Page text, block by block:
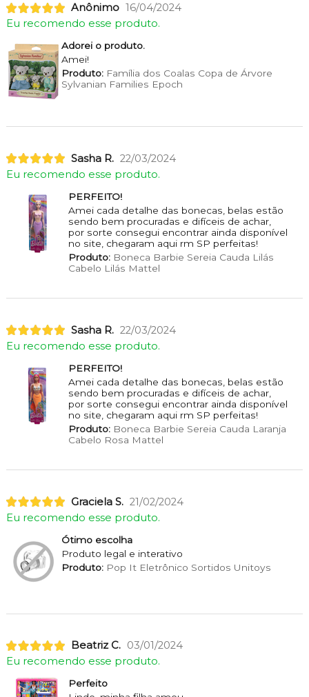
Anônimo 16/04/2024
Eu recomendo esse produto.
Adorei o produto.
Amei!
Produto:Família dos Coalas Copa de Árvore
Sylvanian Families Epoch
Sasha R. 22/03/2024
Eu recomendo esse produto.
PERFEITO!
Amei cada detalhe das bonecas, belas estão
sendo bem procuradas e difíceis de achar,
por sorte consegui encontrar ainda disponível
no site, chegaram aqui rm SP perfeitas!
Produto:Boneca Barbie Sereia Cauda Lilás
Cabelo Lilás Mattel
Sasha R. 22/03/2024
Eu recomendo esse produto.
PERFEITO!
Amei cada detalhe das bonecas, belas estão
sendo bem procuradas e difíceis de achar,
por sorte consegui encontrar ainda disponível
no site, chegaram aqui rm SP perfeitas!
Produto:Boneca Barbie Sereia Cauda Laranja
Cabelo Rosa Mattel
Graciela S. 21/02/2024
Eu recomendo esse produto.
Ótimo escolha
Produto legal e interativo
Produto:Pop It Eletrônico Sortidos Unitoys
Beatriz C. 03/01/2024
Eu recomendo esse produto.
Perfeito